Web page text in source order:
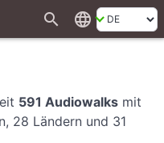
search language
591 Audiowalks mit
28 Ländern und 31